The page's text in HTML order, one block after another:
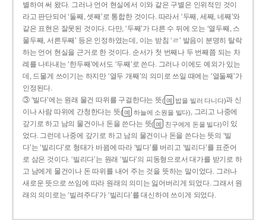
별하여 써 왔다. 그러나 언어 현실에서 이와 같은 구별은 인위적인 것이
라고 판단되어 ‘둘째, 셋째’로 통합한 것이다. 따라서 ‘두째, 세째, 네째’와
같은 표현은 잘못된 것이다. 다만, ‘두째’가 다른 수 뒤에 오는 ‘열두째, 스
물두째, 서른두째’ 등은 인정하였는데, 이는 받침 ‘ㄹ’ 발음이 분명히 탈락
하는 언어 현실을 근거로 한 것이다. 순서가 첫 번째나 두 번째쯤 되는 차
례를 나타내는 ‘한두째’에서도 ‘두째’로 쓴다. 그러나 이에도 예외가 있는
데, 드물게 쓰이기는 하지만 ‘열두 개째’의 의미로 쓰일 때에는 ‘열둘째’가
인정된다.
③ ‘빌다’에는 원래 물건 따위를 구걸한다는 뜻( 예 밥을 빌러 다니다)과 신
이나 사람 따위에 간청한다는 뜻( 예 하늘에 소원을 빌다), 그리고 나중에
갚기로 하고 남의 물건이나 돈을 쓴다는 뜻( 예 친구에게 돈을 빌다)이 있
었다. 그런데 나중에 갚기로 하고 남의 물건이나 돈을 쓴다는 뜻의 ‘빌
다’는 ‘빌리다’로 형태가 바뀜에 따라 ‘빌다’를 버리고 ‘빌리다’를 표준어
로 삼은 것이다. ‘빌리다’는 원래 ‘빌다’의 피동형으로서 대가를 받기로 하
고 남에게 물건이나 돈 따위를 내어 주는 것을 뜻하는 말이었다. 그러나
새로운 뜻으로 쓰임에 따라 원래의 의미는 잃어버리게 되었다. 그래서 원
래의 의미로는 ‘빌려주다’가 ‘빌리다’를 대신하여 쓰이게 되었다.